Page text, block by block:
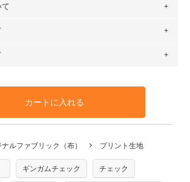
7」
は備考欄に「50cmずつカット希望」など
50cm単位でのカットのみ）
についてもっと詳しく見る
デザインのプリントに使用している生地は
ーゼ）・100％コットン（ローン）・コッ
ラ織）・100％コットン（ツイル）・
ル（無料）を購入する
送は、布は2mまで型紙は2個までとなりま
円となり宅急便での配送となります。
に不備が見つかった場合は、4～5営業日後
がございます。
に含まれません。
は承れません。出来上がり次第、順次発送
注文数量のみをプリントするため、
購入後
のないようお願いします。思っていた色味
由での返品は承れません。予めご了承くだ
サイトなどでの販売用アイテムの製作にご
。「nunocoto fabric使用」といった記載
品化した際に起こる全ての問題、クレーム
承ください）
ソーイング型紙シリーズ）および柄がえ
属された型紙は商用利用できませんのでご
カートに入れる
ルファブリック（布） プリント生地
ギンガムチェック チェック